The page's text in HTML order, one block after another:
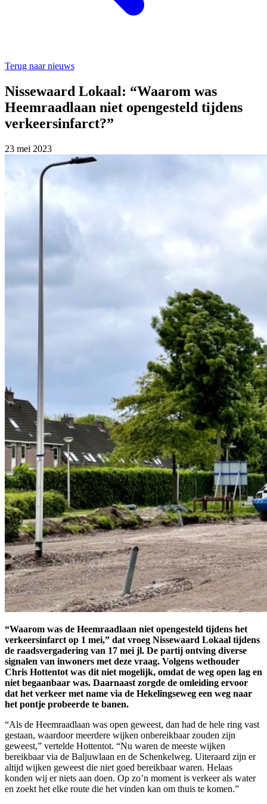
Terug naar nieuws
Nissewaard Lokaal: “Waarom was
Heemraadlaan niet opengesteld tijdens
verkeersinfarct?”
23 mei 2023
“Waarom was de Heemraadlaan niet opengesteld tijdens het
verkeersinfarct op 1 mei,” dat vroeg Nissewaard Lokaal tijdens
de raadsvergadering van 17 mei jl. De partij ontving diverse
signalen van inwoners met deze vraag. Volgens wethouder
Chris Hottentot was dit niet mogelijk, omdat de weg open lag en
niet begaanbaar was. Daarnaast zorgde de omleiding ervoor
dat het verkeer met name via de Hekelingseweg een weg naar
het pontje probeerde te banen.
“Als de Heemraadlaan was open geweest, dan had de hele ring vast
gestaan, waardoor meerdere wijken onbereikbaar zouden zijn
geweest,” vertelde Hottentot. “Nu waren de meeste wijken
bereikbaar via de Baljuwlaan en de Schenkelweg. Uiteraard zijn er
altijd wijken geweest die niet goed bereikbaar waren. Helaas
konden wij er niets aan doen. Op zo’n moment is verkeer als water
en zoekt het elke route die het vinden kan om thuis te komen.”